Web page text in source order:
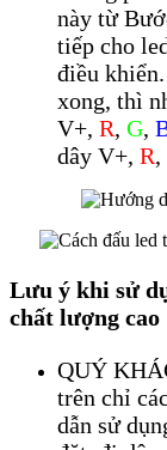
này từ
tiếp cho
điều
xong, thì
V+, R, G,
dây V+, R,
Lưu ý khi sử
chất lượng cao
QUÝ
trên chỉ
dẫn sử